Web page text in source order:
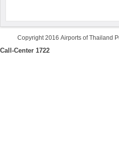
Copyright 2016 Airports of Thailand
Call-Center 1722